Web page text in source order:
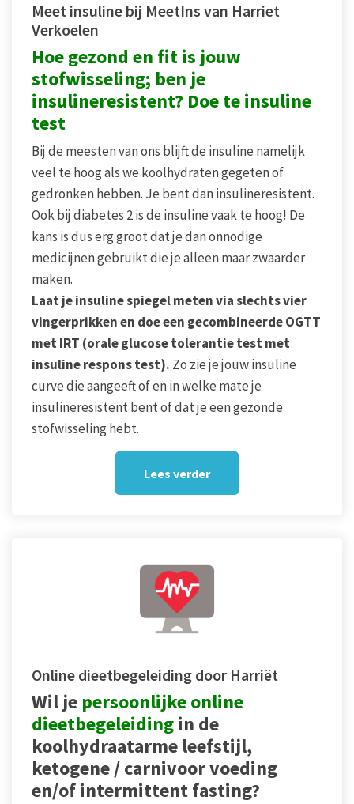
Meet insuline bij MeetIns van Harriet
Verkoelen
Hoe gezond en fit is jouw
stofwisseling; ben je
insulineresistent? Doe te insuline
test
Bij de meesten van ons blijft de insuline namelijk
veel te hoog als we koolhydraten gegeten of
gedronken hebben. Je bent dan insulineresistent.
Ook bij diabetes 2 is de insuline vaak te hoog! De
kans is dus erg groot dat je dan onnodige
medicijnen gebruikt die je alleen maar zwaarder
maken.
Laat je insuline spiegel meten via slechts vier
vingerprikken en doe een gecombineerde OGTT
met IRT (orale glucose tolerantie test met
insuline respons test). Zo zie je jouw insuline
curve die aangeeft of en in welke mate je
insulineresistent bent of dat je een gezonde
stofwisseling hebt.
Lees verder
Online dieetbegeleiding door Harriët
Wil je persoonlijke online
dieetbegeleidingin de
koolhydraatarme leefstijl,
ketogene / carnivoor voeding
en/of intermittent fasting?